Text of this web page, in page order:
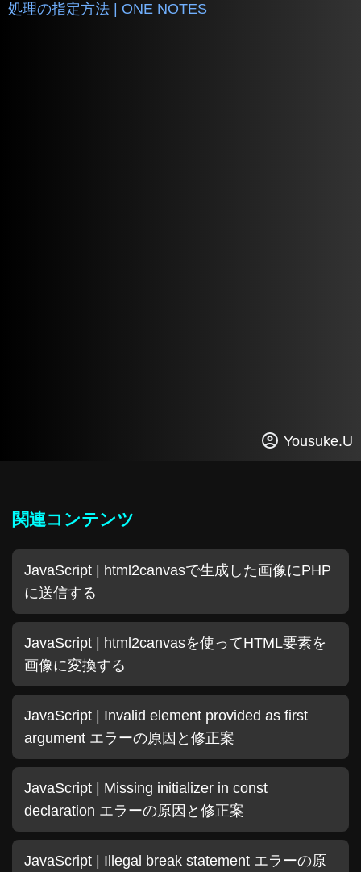
処理の指定方法 | ONE NOTES
Yousuke.U
関連コンテンツ
JavaScript | html2canvasで生成した画像にPHP
に送信する
JavaScript | html2canvasを使ってHTML要素を
画像に変換する
JavaScript | Invalid element provided as first
argument エラーの原因と修正案
JavaScript | Missing initializer in const
declaration エラーの原因と修正案
JavaScript | Illegal break statement エラーの原